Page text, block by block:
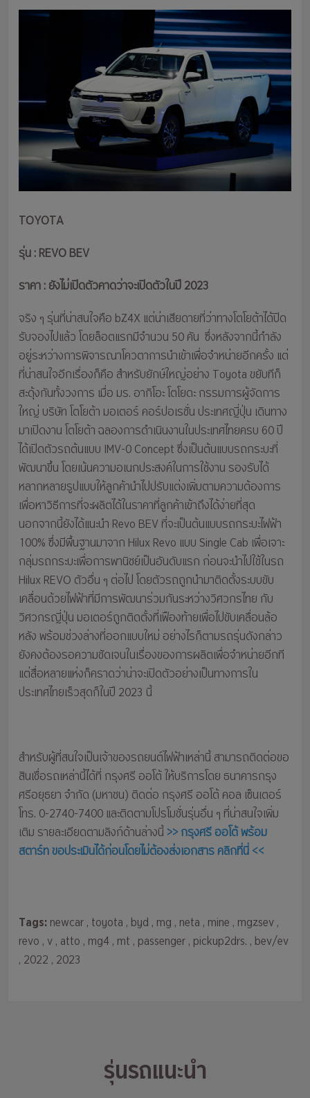
TOYOTA
รุ่น : REVO BEV
ราคา : ยังไม่เปิดตัวคาดว่าจะเปิดตัวในปี 2023
จริง ๆ รุ่นที่น่าสนใจคือ bZ4X แต่น่าเสียดายที่ว่าทางโตโยต้าได้ปิด
รับจองไปแล้ว โดยล็อตแรกมีจำนวน 50 คัน ซึ่งหลังจากนี้กำลัง
อยู่ระหว่างการพิจารณาโควตาการนำเข้าเพื่อจำหน่ายอีกครั้ง แต่
ที่น่าสนใจอีกเรื่องก็คือ สำหรับยักษ์ใหญ่อย่าง Toyota ขยับทีก็
สะดุ้งกันทั้งวงการ เมื่อ มร. อากิโอะ โตโยดะ กรรมการผู้จัดการ
ใหญ่ บริษัท โตโยต้า มอเตอร์ คอร์ปอเรชั่น ประเทศญี่ปุ่น เดินทาง
มาเปิดงาน โตโยต้า ฉลองการดำเนินงานในประเทศไทยครบ 60 ปี
ได้เปิดตัวรถต้นแบบ IMV-0 Concept ซึ่งเป็นต้นแบบรถกระบะที่
พัฒนาขึ้น โดยเน้นความอเนกประสงค์ในการใช้งาน รองรับได้
หลากหลายรูปแบบให้ลูกค้านำไปปรับแต่งเพิ่มตามความต้องการ
เพื่อหาวิธีการที่จะผลิตได้ในราคาที่ลูกค้าเข้าถึงได้ง่ายที่สุด
นอกจากนี้ยังได้แนะนำ Revo BEV ที่จะเป็นต้นแบบรถกระบะไฟฟ้า
100% ซึ่งมีพื้นฐานมาจาก Hilux Revo แบบ Single Cab เพื่อเจาะ
กลุ่มรถกระบะเพื่อการพานิชย์เป็นอันดับแรก ก่อนจะนำไปใช้ในรถ
Hilux REVO ตัวอื่น ๆ ต่อไป โดยตัวรถถูกนำมาติดตั้งระบบขับ
เคลื่อนด้วยไฟฟ้าที่มีการพัฒนาร่วมกันระหว่างวิศวกรไทย กับ
วิศวกรญี่ปุ่น มอเตอร์ถูกติดตั้งที่เฟืองท้ายเพื่อไปขับเคลื่อนล้อ
หลัง พร้อมช่วงล่างที่ออกแบบใหม่ อย่างไรก็ตามรถรุ่นดังกล่าว
ยังคงต้องรอความชัดเจนในเรื่องของการผลิตเพื่อจำหน่ายอีกที
แต่สื่อหลายแห่งก็คราดว่าน่าจะเปิดตัวอย่างเป็นทางการใน
ประเทศไทยเร็วสุดก็ในปี 2023 นี้
สำหรับผู้ที่สนใจเป็นเจ้าของรถยนต์ไฟฟ้าเหล่านี้ สามารถติดต่อขอ
สินเชื่อรถเหล่านี้ได้ที่ กรุงศรี ออโต้ ให้บริการโดย ธนาคารกรุง
ศรีอยุธยา จำกัด (มหาชน) ติดต่อ กรุงศรี ออโต้ คอล เซ็นเตอร์
โทร. 0-2740-7400 และติดตามโปรโมชั่นรุ่นอื่น ๆ ที่น่าสนใจเพิ่ม
เติม รายละเอียดตามลิงก์ด้านล่างนี้ >> กรุงศรี ออโต้ พร้อม
สตาร์ท ขอประเมินได้ก่อนโดยไม่ต้องส่งเอกสาร คลิกที่นี่ <<
Tags: newcar, toyota , byd , mg , neta , mine , mgzsev,
revo , v, atto , mg4, mt , passenger, pickup2drs. , bev/ev
, 2022 , 2023
รุ่นรถแนะนำ